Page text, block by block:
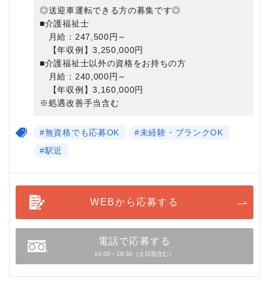
◎送迎車運転できる方の募集です◎
■介護福祉士
月給：247,500円～
【年収例】3,250,000円
■介護福祉士以外の資格をお持ちの方
月給：240,000円～
【年収例】3,160,000円
※処遇改善手当含む
#無資格でも応募OK
#未経験・ブランクOK
#駅近
WEBから応募する
電話で応募する
10:00～18:30（土日祝含む）